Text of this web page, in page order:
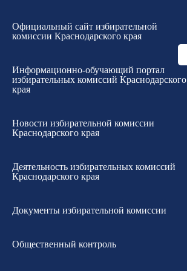
Официальный сайт избирательной
комиссии Краснодарского края
Информационно-обучающий портал
избирательных комиссий Краснодарского
края
Новости избирательной комиссии
Краснодарского края
Деятельность избирательных комиссий
Краснодарского края
Документы избирательной комиссии
Общественный контроль